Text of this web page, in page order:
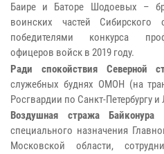
Баире и Баторе Шодоевых –
воинских частей Сибирского
победителями конкурса
офицеров войск в 2019 году.
Ради спокойствия Северной
служебных буднях ОМОН (на
Росгвардии по Санкт-Петербургу
Воздушная стража Байконура
специального назначения
Московской области,